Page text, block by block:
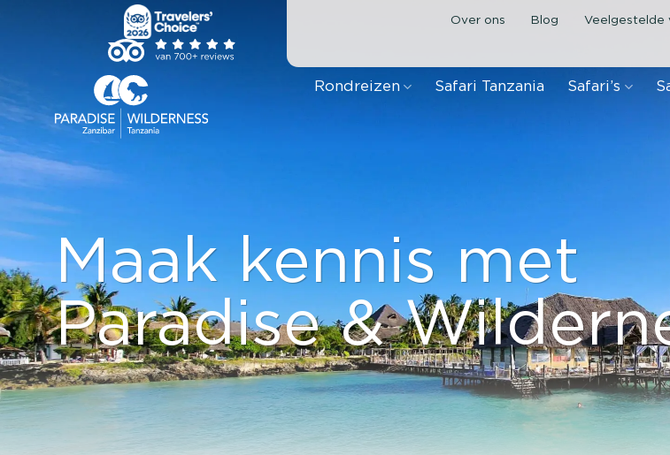
Over ons Blog Veelgestelde
Rondreizen Safari Tanzania Safari’s
Maak kennis met
Paradise &